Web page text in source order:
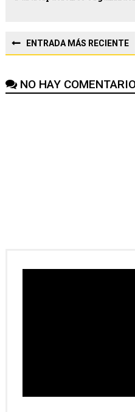
ENTRADA MÁS RECIENTE
NO HAY